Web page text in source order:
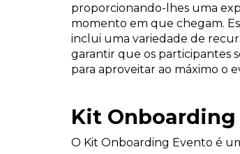
proporcionando-lhes uma
momento em que chegam.
inclui uma variedade de
garantir que os participantes
para aproveitar ao máximo o
Kit Onboarding
O Kit Onboarding Evento é